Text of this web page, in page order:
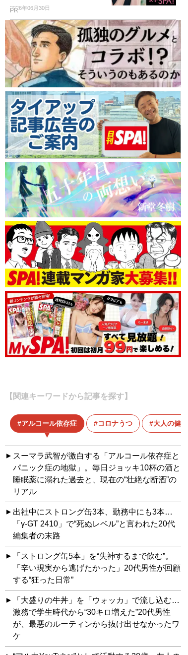
2026年06月30日
PR
【関連キーワードから記事を探す】
アルコール依存症 コロナうつ 大人の健康
スーマラ武智が激白する「アルコール依存症と
パニック症の地獄」。毎日ジョッキ10杯の酒と
睡眠薬に溺れた過去と、現在の“壮絶な断酒”の
リアル
出社中にストロング缶3本、勤務中にも3本…
「γ-GT 2410」で“死ぬレベル”と言われた20代
編集者の末路
「ストロング缶5本」を“失神するまで飲む”。
「辛い現実から逃げたかった」20代男性が回顧
する“狂った日常”
「大盛りの牛丼」を「ウォッカ」で流し込む…
激務で学生時代から“30キロ増えた”20代男性
が、最悪のルーティンから抜け出せなかったワ
ケ